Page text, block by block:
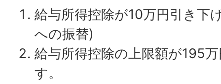
給与所得控除が10万円引き下
への振替)
給与所得控除の上限額が195
す。